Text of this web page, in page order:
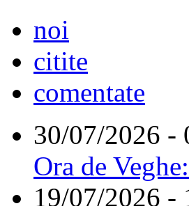
noi
citite
comentate
30/07/2026 -
Ora de
19/07/2026 -